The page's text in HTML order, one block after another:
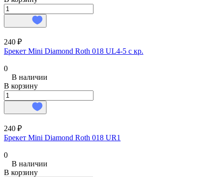
240 ₽
Брекет Mini Diamond Roth 018 UL4-5 с кр.
0
В наличии
В корзину
240 ₽
Брекет Mini Diamond Roth 018 UR1
0
В наличии
В корзину